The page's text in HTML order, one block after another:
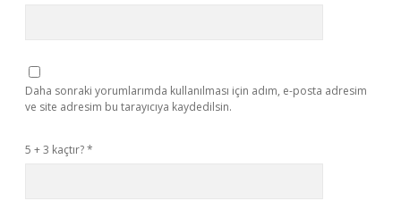
Daha sonraki yorumlarımda kullanılması için adım, e-posta adresim
ve site adresim bu tarayıcıya kaydedilsin.
5 + 3 kaçtır?*